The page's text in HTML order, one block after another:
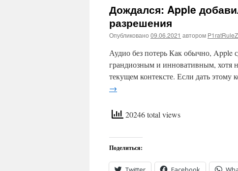
Дождался: Apple
разрешения
Опубликовано 09.06.2021 автором
Аудио без потерь Как обычно, Apple
грандиозным и инновативным, хотя
текущем контексте. Если дать
→
20246 total views
Поделиться: